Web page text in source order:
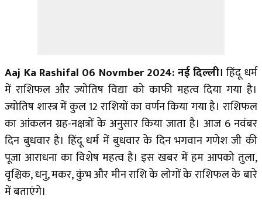
Aaj Ka Rashifal 06 Novmber 2024: नई दिल्ली। हिंदू धर्म
में राशिफल और ज्योतिष विद्या को काफी महत्व दिया गया है।
ज्योतिष शास्त्र में कुल 12 राशियों का वर्णन किया गया है। राशिफल
का आंकलन ग्रह-नक्षत्रों के अनुसार किया जाता है। आज 6 नवंबर
दिन बुधवार है। हिंदू धर्म में बुधवार के दिन भगवान गणेश जी की
पूजा आराधना का विशेष महत्व है। इस खबर में हम आपको तुला,
वृश्चिक, धनु, मकर, कुंभ और मीन राशि के लोगों के राशिफल के बारे
में बताएंगे।